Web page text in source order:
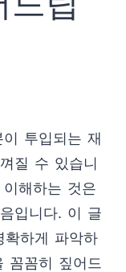
투입되는 재
질 수 있습니
해하는 것은
입니다. 이 글
하게 파악하
꼼꼼히 짚어드